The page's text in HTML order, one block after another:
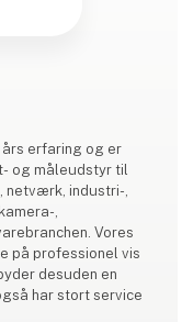
års erfaring og er
og måleudstyr til
,
Vores
på professionel vis
desuden en
har stort service